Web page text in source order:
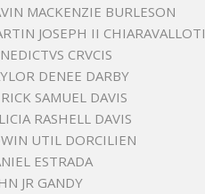
MACKENZIE BURLESON
JOSEPH II CHIARAVALLOTI
CRVCIS
DENEE DARBY
SAMUEL DAVIS
RASHELL DAVIS
UTIL DORCILIEN
ESTRADA
JR GANDY